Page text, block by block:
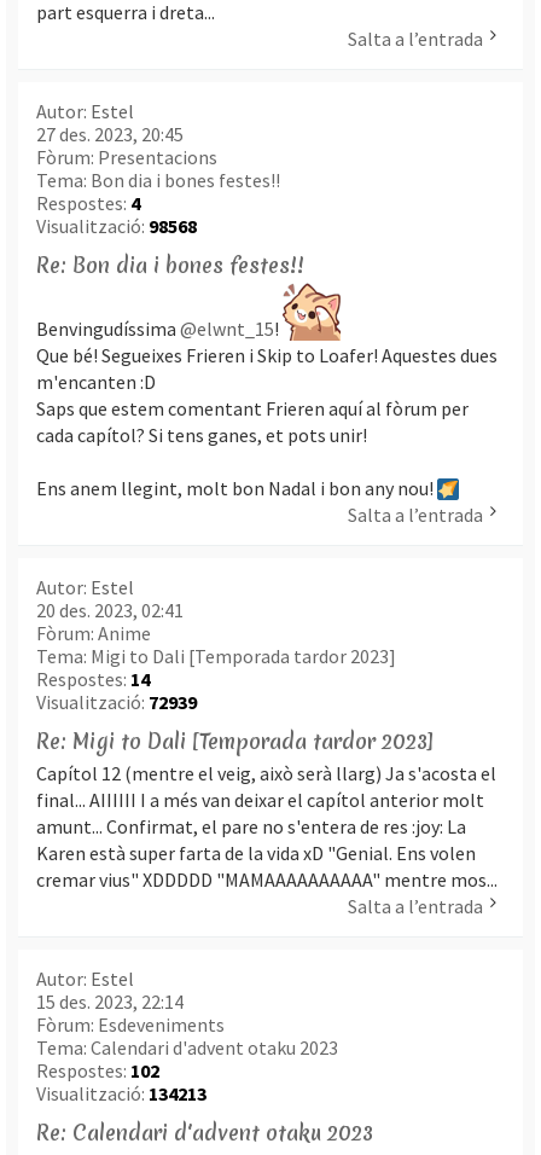
part esquerra i dreta...
Salta a l’entrada
Autor: Estel
27 des. 2023, 20:45
Fòrum: Presentacions
Tema: Bon dia i bones festes!!
Respostes: 4
Visualització: 98568
Re: Bon dia i bones festes!!
Benvingudíssima @elwnt_15!
Que bé! Segueixes Frieren i Skip to Loafer! Aquestes dues
m'encanten :D
Saps que estem comentant Frieren aquí al fòrum per
cada capítol? Si tens ganes, et pots unir!
Ens anem llegint, molt bon Nadal i bon any nou!
Salta a l’entrada
Autor: Estel
20 des. 2023, 02:41
Fòrum: Anime
Tema: Migi to Dali [Temporada tardor 2023]
Respostes: 14
Visualització: 72939
Re: Migi to Dali [Temporada tardor 2023]
Capítol 12 (mentre el veig, això serà llarg) Ja s'acosta el
final... AIIIIII I a més van deixar el capítol anterior molt
amunt... Confirmat, el pare no s'entera de res :joy: La
Karen està super farta de la vida xD "Genial. Ens volen
cremar vius" XDDDDD "MAMAAAAAAAAAA" mentre mos...
Salta a l’entrada
Autor: Estel
15 des. 2023, 22:14
Fòrum: Esdeveniments
Tema: Calendari d'advent otaku 2023
Respostes: 102
Visualització: 134213
Re: Calendari d'advent otaku 2023